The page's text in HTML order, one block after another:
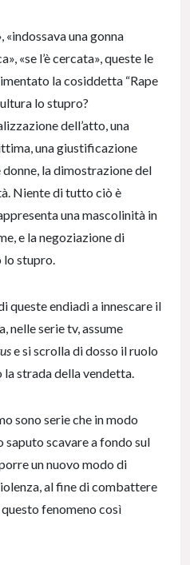
«indossava una gonna
«se l’è cercata», queste le
la cosiddetta “Rape
lo stupro?
dell’atto, una
una giustificazione
la dimostrazione del
Niente di tutto ciò è
una mascolinità in
e la negoziazione di
lo stupro.
queste endiadi a innescare il
nelle serie tv, assume
e si scrolla di dosso il ruolo
strada della vendetta.
sono serie che in modo
scavare a fondo sul
un nuovo modo di
al fine di combattere
fenomeno così